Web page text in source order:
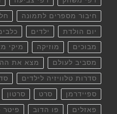
חיבור מספרים לתמונה
יום הולדת ילדים
מבוכים מוזיקה מיקי
מסביב לעולם מצא את
סדרות טלוויזיה לילדים
ספיידרמן סרט סרטון
פאזלים פו הדוב פיטר